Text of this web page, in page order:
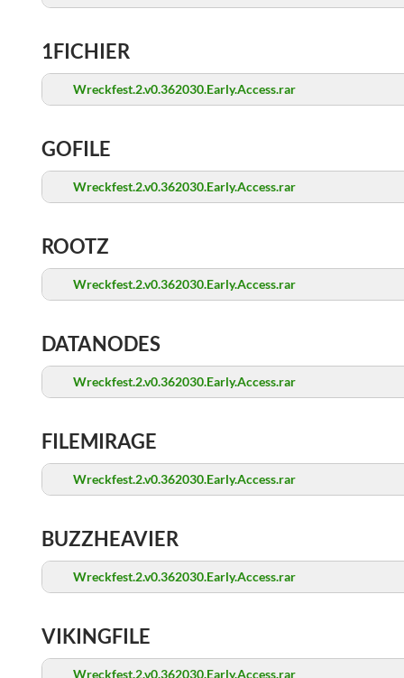
1FICHIER
Wreckfest.2.v0.362030.Early.Access.rar
GOFILE
Wreckfest.2.v0.362030.Early.Access.rar
ROOTZ
Wreckfest.2.v0.362030.Early.Access.rar
DATANODES
Wreckfest.2.v0.362030.Early.Access.rar
FILEMIRAGE
Wreckfest.2.v0.362030.Early.Access.rar
BUZZHEAVIER
Wreckfest.2.v0.362030.Early.Access.rar
VIKINGFILE
Wreckfest.2.v0.362030.Early.Access.rar